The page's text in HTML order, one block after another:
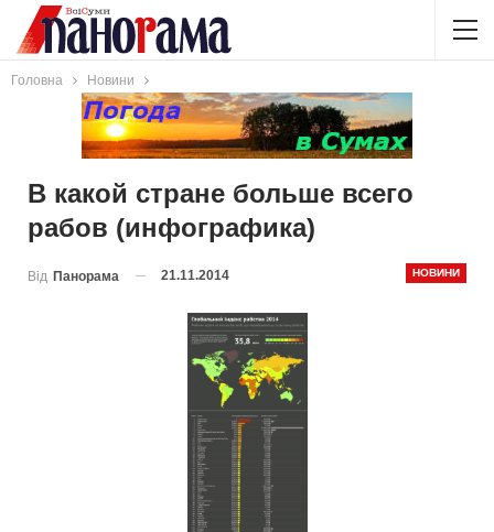
Головна Новини
В какой стране больше всего
рабов (инфографика)
НОВИНИ
Від Панорама 21.11.2014